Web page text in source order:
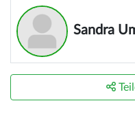
Sandra